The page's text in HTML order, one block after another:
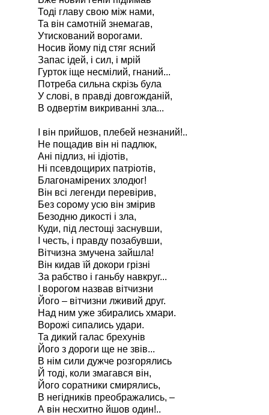
Тоді главу свою між нами,
Та він самотній знемагав,
Утискований ворогами.
Носив йому під стяг ясний
Запас ідей, і сил, і мрій
Гурток іще несмілий, гнаний...
Потреба сильна скрізь була
У слові, в правді довгожданій,
В одвертім викриванні зла...
І він прийшов, плебей незнаний!..
Не пощадив він ні падлюк,
Ані підлиз, ні ідіотів,
Ні псевдощирих патріотів,
Благонамірених злодюг!
Він всі легенди перевірив,
Без сорому усю він змірив
Безодню дикості і зла,
Куди, під лестощі заснувши,
І честь, і правду позабувши,
Вітчизна змучена зайшла!
Він кидав їй докори грізні
За рабство і ганьбу навкруг...
І ворогом назвав вітчизни
Його – вітчизни лживий друг.
Над ним уже збирались хмари.
Ворожі сипались удари.
Та дикий галас брехунів
Його з дороги ще не звів...
В нім сили дужче розгорялись
Й тоді, коли змагався він,
Його соратники смирялись,
В негідників преображались, –
А він несхитно йшов один!..